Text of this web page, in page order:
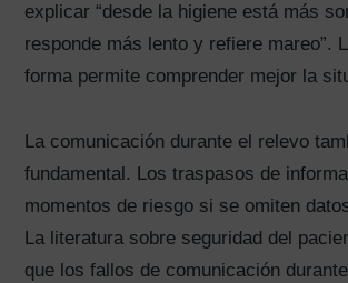
explicar “desde la higiene está más
responde más lento y refiere mareo”.
forma permite comprender mejor la
La comunicación durante el relevo
fundamental. Los traspasos de
momentos de riesgo si se omiten
La literatura sobre seguridad del
que los fallos de comunicación